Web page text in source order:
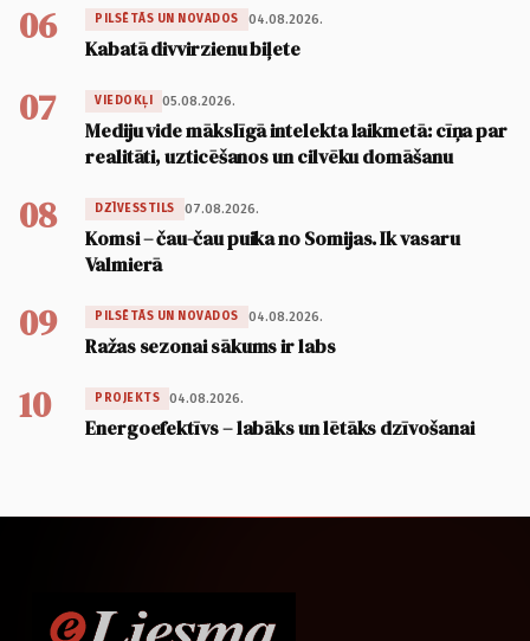
06 PILSĒTĀS UN NOVADOS 04.08.2026.
Kabatā divvirzienu biļete
07 VIEDOKĻI 05.08.2026.
Mediju vide mākslīgā intelekta laikmetā: cīņa par
realitāti, uzticēšanos un cilvēku domāšanu
08 DZĪVESSTILS 07.08.2026.
Komsi – čau-čau puika no Somijas. Ik vasaru
Valmierā
09 PILSĒTĀS UN NOVADOS 04.08.2026.
Ražas sezonai sākums ir labs
10 PROJEKTS 04.08.2026.
Energoefektīvs – labāks un lētāks dzīvošanai